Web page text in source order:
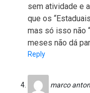
sem atividade e
que os
mas só isso não
meses não dá
Reply
marco